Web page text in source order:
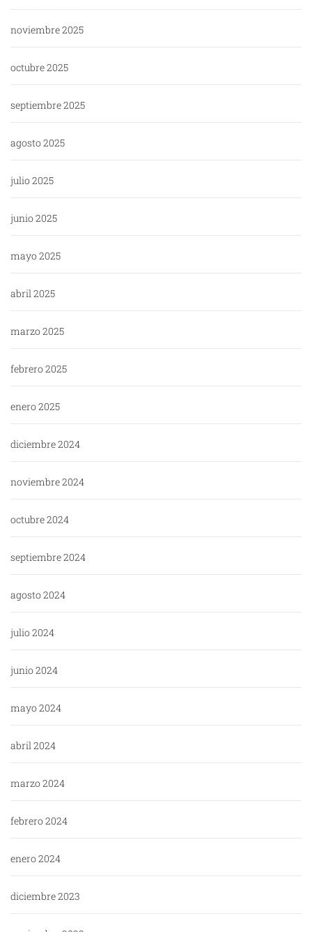
noviembre 2025
octubre 2025
septiembre 2025
agosto 2025
julio 2025
junio 2025
mayo 2025
abril 2025
marzo 2025
febrero 2025
enero 2025
diciembre 2024
noviembre 2024
octubre 2024
septiembre 2024
agosto 2024
julio 2024
junio 2024
mayo 2024
abril 2024
marzo 2024
febrero 2024
enero 2024
diciembre 2023